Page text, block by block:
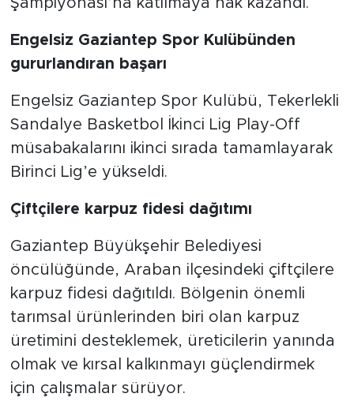
Engelsiz Gaziantep Spor Kulübünden
gururlandıran başarı
Engelsiz Gaziantep Spor Kulübü, Tekerlekli
Sandalye Basketbol İkinci Lig Play-Off
müsabakalarını ikinci sırada tamamlayarak
Birinci Lig’e yükseldi.
Çiftçilere karpuz fidesi dağıtımı
Gaziantep Büyükşehir Belediyesi
öncülüğünde, Araban ilçesindeki çiftçilere
karpuz fidesi dağıtıldı. Bölgenin önemli
tarımsal ürünlerinden biri olan karpuz
üretimini desteklemek, üreticilerin yanında
olmak ve kırsal kalkınmayı güçlendirmek
için çalışmalar sürüyor.